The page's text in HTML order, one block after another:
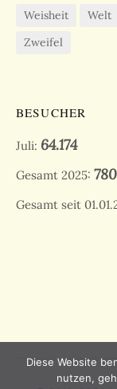
Weisheit
Welt
Zweifel
BESUCHER
Juli: 64.174
Gesamt 2025:
Gesamt seit
Diese Website
nutzen,